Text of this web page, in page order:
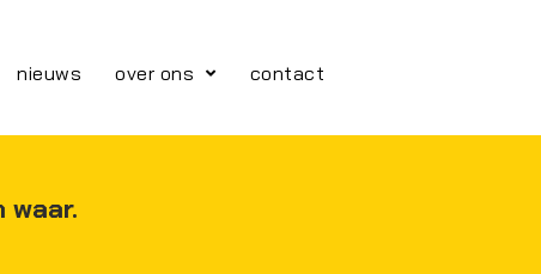
nieuws over ons contact
waar.